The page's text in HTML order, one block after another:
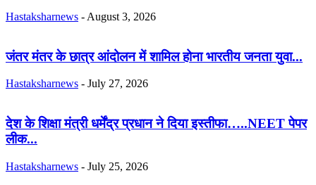
Hastaksharnews - August 3, 2026
जंतर मंतर के छात्र आंदोलन में शामिल होना भारतीय जनता युवा...
Hastaksharnews - July 27, 2026
देश के शिक्षा मंत्री धर्मेंद्र प्रधान ने दिया इस्तीफा…..NEET पेपर
लीक...
Hastaksharnews - July 25, 2026